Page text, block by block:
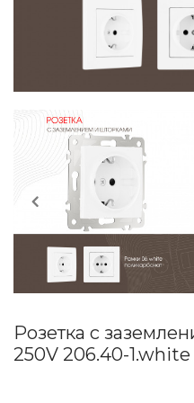
Розетка с
250V 206.40-1.white